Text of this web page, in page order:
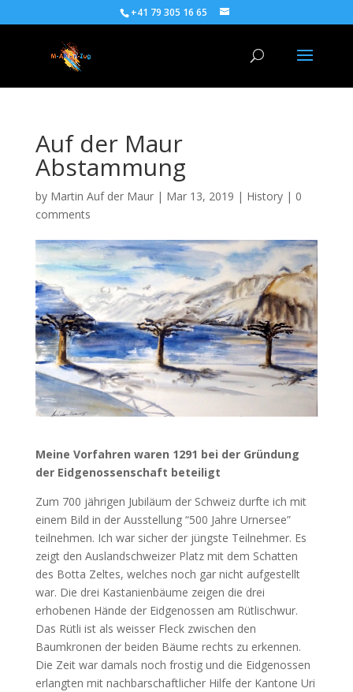
+41 79 305 16 65
Auf der Maur
Abstammung
by Martin Auf der Maur| Mar 13, 2019 | History| 0
comments
Meine Vorfahren waren 1291 bei der Gründung
der Eidgenossenschaft beteiligt
Zum 700 jährigen Jubiläum der Schweiz durfte ich mit
einem Bild in der Ausstellung “500 Jahre Urnersee”
teilnehmen. Ich war sicher der jüngste Teilnehmer. Es
zeigt den Auslandschweizer Platz mit dem Schatten
des Botta Zeltes, welches noch gar nicht aufgestellt
war. Die drei Kastanienbäume zeigen die drei
erhobenen Hände der Eidgenossen am Rütlischwur.
Das Rütli ist als weisser Fleck zwischen den
Baumkronen der beiden Bäume rechts zu erkennen.
Die Zeit war damals noch frostig und die Eidgenossen
erlangten mit nachbarschaftlicher Hilfe der Kantone Uri